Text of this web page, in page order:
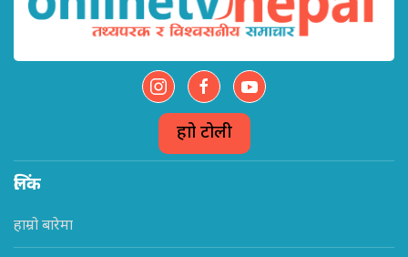
हाम्रो टोली
लिंक
हाम्रो बारेमा